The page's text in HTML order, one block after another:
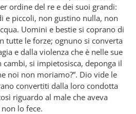
ordine del re e dei suoi grandi:
e piccoli, non gustino nulla, non
Uomini e bestie si coprano di
tutte le forze; ognuno si converta
e dalla violenza che è nelle sue
cambi, si impietosisca, deponga il
noi non moriamo?”. Dio vide le
convertiti dalla loro condotta
riguardo al male che aveva
lo fece.